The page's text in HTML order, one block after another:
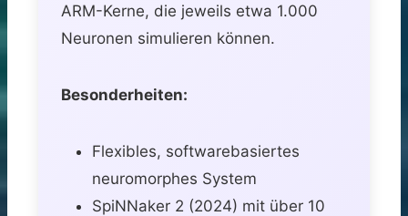
ARM-Kerne, die jeweils etwa 1.000
Neuronen simulieren können.
Besonderheiten:
Flexibles, softwarebasiertes
neuromorphes System
SpiNNaker 2 (2024) mit über 10